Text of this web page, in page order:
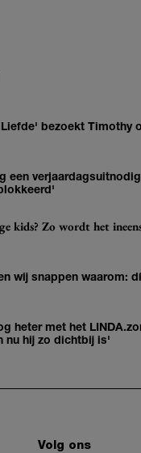
bezoekt Timothy
een
kids? Zo wordt het
wij snappen waarom:
heter met het
nu hij zo dichtbij is'
Volg ons